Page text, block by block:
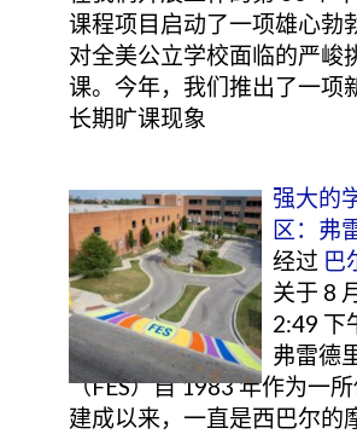
课程项目启动了一项雄心勃
对全美公立学校面临的严峻
课。今年，我们推出了一项
长期旷课现象
强大的
区：弗
经过 巴
关于 8
2:49 下
弗雷德
（FES）自 1983 年作为一
建成以来，一直是西巴尔的